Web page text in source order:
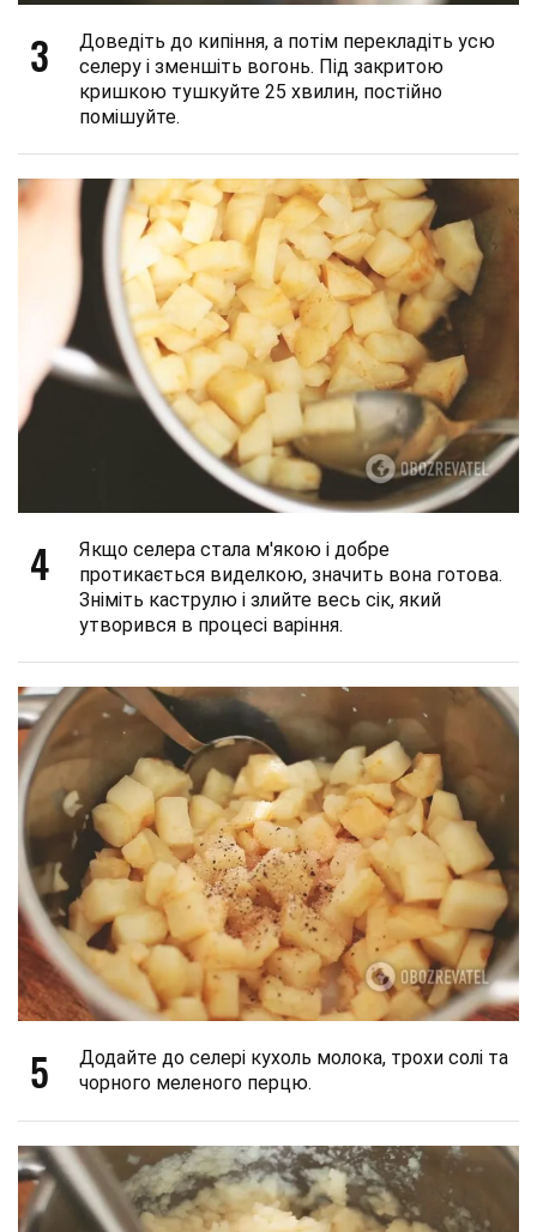
3
Доведіть до кипіння, а потім перекладіть усю
селеру і зменшіть вогонь. Під закритою
кришкою тушкуйте 25 хвилин, постійно
помішуйте.
4
Якщо селера стала м'якою і добре
протикається виделкою, значить вона готова.
Зніміть каструлю і злийте весь сік, який
утворився в процесі варіння.
5
Додайте до селері кухоль молока, трохи солі та
чорного меленого перцю.